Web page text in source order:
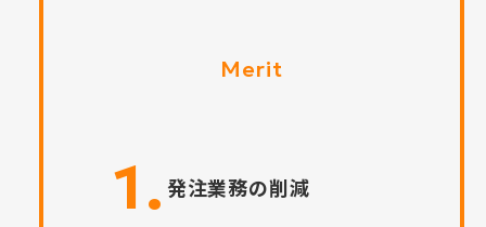
Merit
1. 発注業務の削減